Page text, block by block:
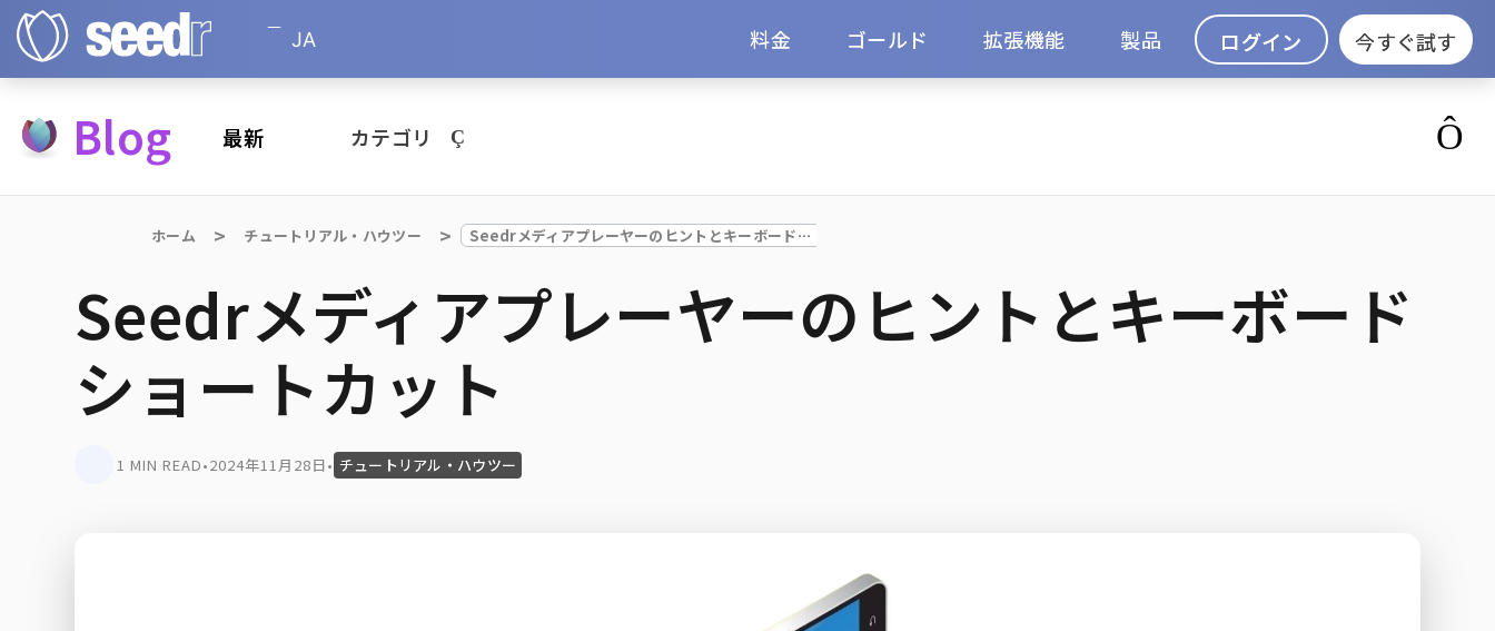
JA 料金 ゴールド 拡張機能 製品 ログイン 今すぐ試す
Blog 最新 カテゴリ
ホーム チュートリアル・ハウツー Seedrメディアプレーヤーのヒントとキーボードショートカット
Seedrメディアプレーヤーのヒントとキーボード
ショートカット
1 MIN READ•2024年11月28日• チュートリアル・ハウツー